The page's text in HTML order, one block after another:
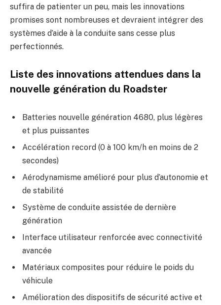
suffira de patienter un peu, mais les innovations
promises sont nombreuses et devraient intégrer des
systèmes d’aide à la conduite sans cesse plus
perfectionnés.
Liste des innovations attendues dans la
nouvelle génération du Roadster
Batteries nouvelle génération 4680, plus légères
et plus puissantes
Accélération record (0 à 100 km/h en moins de 2
secondes)
Aérodynamisme amélioré pour plus d’autonomie et
de stabilité
Système de conduite assistée de dernière
génération
Interface utilisateur renforcée avec connectivité
avancée
Matériaux composites pour réduire le poids du
véhicule
Amélioration des dispositifs de sécurité active et